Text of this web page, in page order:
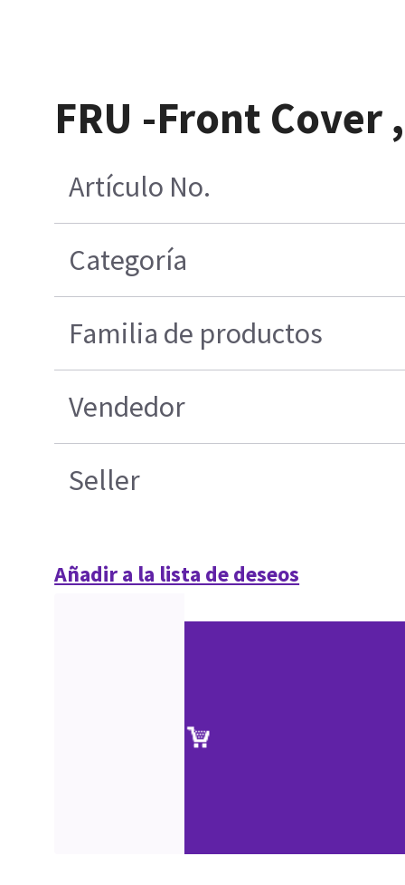
FRU -Front Cover
Artículo No.
Categoría
Familia de productos
Vendedor
Seller
Añadir a la lista de deseos